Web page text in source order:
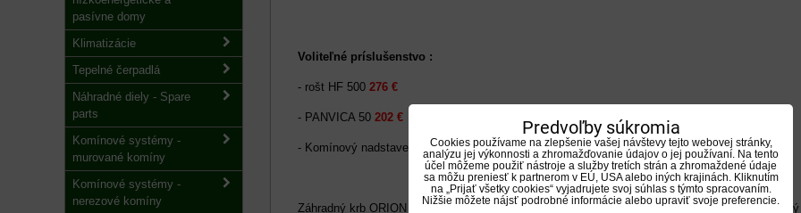
Voliteľné príslušenstvo :
- rošt HF 500 276 €
- PANVICA 50 202 €
- Komínový nadstavec 30cm98 €
Záhradný krb ORION Exteriérové prevedenie je dodávaný s betónovým zberačom dymu.
pasívne domy
Klimatizácie
Tepelné čerpadlá
Náhradné diely - Spare
parts
Komínové systémy -
murované komíny
Komínové systémy -
nerezové komíny
Predvoľby súkromia
Cookies používame na zlepšenie vašej návštevy tejto webovej stránky,
analýzu jej výkonnosti a zhromažďovanie údajov o jej používaní. Na tento
účel môžeme použiť nástroje a služby tretích strán a zhromaždené údaje
sa môžu preniesť k partnerom v EÚ, USA alebo iných krajinách. Kliknutím
na „Prijať všetky cookies“ vyjadrujete svoj súhlas s týmto spracovaním.
Nižšie môžete nájsť podrobné informácie alebo upraviť svoje preferencie.